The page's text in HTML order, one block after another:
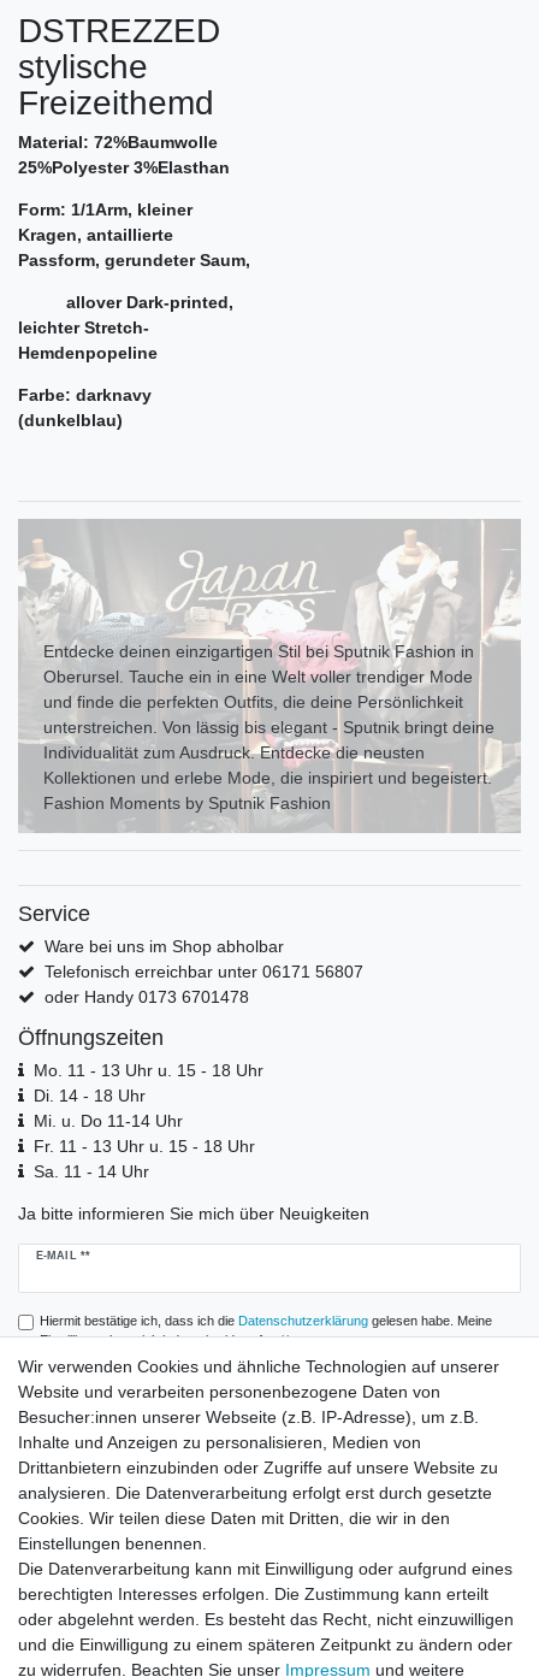
DSTREZZED
stylische
Freizeithemd
Material: 72%Baumwolle
25%Polyester 3%Elasthan
Form: 1/1Arm, kleiner
Kragen, antaillierte
Passform, gerundeter Saum,
allover Dark-printed,
leichter Stretch-
Hemdenpopeline
Farbe: darknavy
(dunkelblau)
Entdecke deinen einzigartigen Stil bei Sputnik Fashion in
Oberursel. Tauche ein in eine Welt voller trendiger Mode
und finde die perfekten Outfits, die deine Persönlichkeit
unterstreichen. Von lässig bis elegant - Sputnik bringt deine
Individualität zum Ausdr uck. Entdecke die neusten
Kollektionen und erlebe Mode, die inspiriert und begeistert.
Fashion Moments by Sputnik Fashion
Service
Ware bei uns im Shop abholbar
Telefonisch erreichbar unter 06171 56807
oder Handy 0173 6701478
Öffnungszeiten
Mo. 11 - 13 Uhr u. 15 - 18 Uhr
Di. 14 - 18 Uhr
Mi. u. Do 11-14 Uhr
Fr. 11 - 13 Uhr u. 15 - 18 Uhr
Sa. 11 - 14 Uhr
Ja bitte informieren Sie mich über Neuigkeiten
E-MAIL **
Newsletter
Hiermit bestätige ich, dass ich die Daten­schutz­erklärunggelesen habe. Meine
Einwilligung kann ich jederzeit widerrufen.**
Abonnieren
** Hierbei handelt es sich um ein Pflichtfeld.
Zahlung und Versand
Wir verwenden Cookies und ähnliche Technologien auf unserer
Website und verarbeiten personenbezogene Daten von
Besucher:innen unserer Webseite (z.B. IP-Adresse), um z.B.
Inhalte und Anzeigen zu personalisieren, Medien von
Drittanbietern einzubinden oder Zugriffe auf unsere Website zu
analysieren. Die Datenverarbeitung erfolgt erst durch gesetzte
Cookies. Wir teilen diese Daten mit Dritten, die wir in den
Einstellungen benennen.
Die Datenverarbeitung kann mit Einwilligung oder aufgrund eines
berechtigten Interesses erfolgen. Die Zustimmung kann erteilt
oder abgelehnt werden. Es besteht das Recht, nicht einzuwilligen
und die Einwilligung zu einem späteren Zeitpunkt zu ändern oder
zu widerrufen. Beachten Sie unser Impressum und weitere